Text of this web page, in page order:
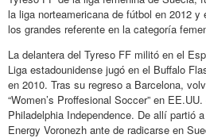
la liga norteamericana de fútbol en 2012
los grandes referente en la categoría
La delantera del Tyreso FF militó en el
Liga estadounidense jugó en el Buffalo
en 2010. Tras su regreso a Barcelona,
“Women’s Proffesional Soccer” en
Philadelphia Independence. De allí partió
Energy Voronezh ante de radicarse en